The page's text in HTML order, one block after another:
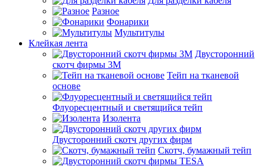
Разное
Фонарики
Мультитулы
Клейкая лента
Двусторонний
скотч фирмы 3M
Тейп на тканевой
основе
Флуоресцентный и светящийся тейп
Изолента
Двусторонний скотч других фирм
Скотч, бумажный тейп